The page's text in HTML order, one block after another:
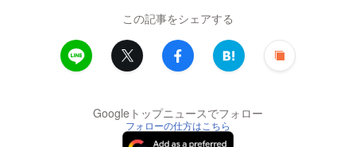
この記事をシェアする
Googleトップニュースでフォロー
フォローの仕方はこちら